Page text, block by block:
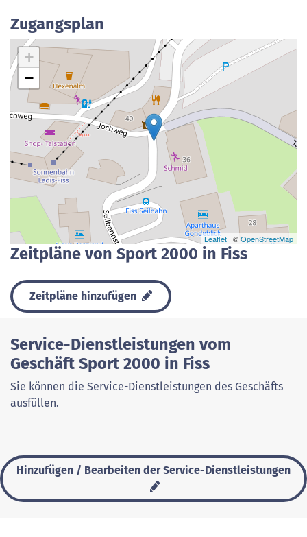
Zugangsplan
+
−
Leaflet | ©OpenStreetMap
Zeitpläne von Sport 2000 in Fiss
Zeitpläne hinzufügen
Service-Dienstleistungen vom
Geschäft Sport 2000 in Fiss
Sie können die Service-Dienstleistungen des Geschäfts
ausfüllen.
Hinzufügen / Bearbeiten der Service-Dienstleistungen